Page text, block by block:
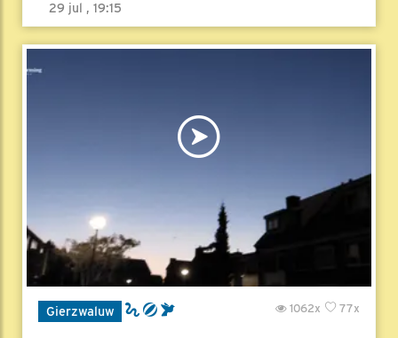
29 jul , 19:15
Gierzwaluw 77x
1062x